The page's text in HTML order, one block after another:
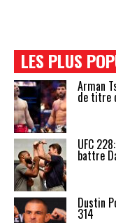
LES PLUS
Arman
de titre
UFC
battre
Dustin
314